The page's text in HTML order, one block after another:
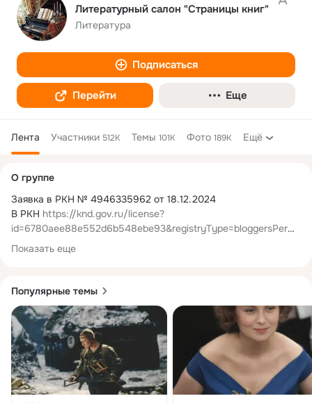
Литературный салон "Страницы книг"
Литература
Подписаться
Перейти Еще
Лента Участники 512K Темы 101K Фото 189K Ещё
Популярные темы
колонка
О группе
Заявка в РКН № 4946335962 от 18.12.2024
В РКН https://knd.gov.ru/license?
id=6780aee88e552d6b548ebe93&registryType=bloggersPermi
ssion
Показать еще